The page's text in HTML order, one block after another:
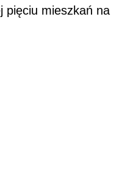
pięciu mieszkań na